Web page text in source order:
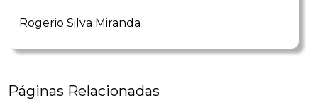
Rogerio Silva Miranda
Páginas Relacionadas